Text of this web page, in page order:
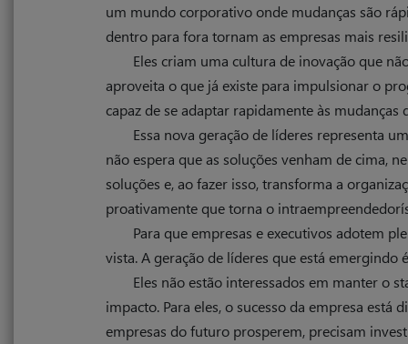
um mundo corporativo onde mudanças são
dentro para fora tornam as empresas mais
Eles criam uma cultura de inovação que
aproveita o que já existe para impulsionar o
capaz de se adaptar rapidamente às mudanças
Essa nova geração de líderes representa
não espera que as soluções venham de cima,
soluções e, ao fazer isso, transforma a
proativamente que torna o
Para que empresas e executivos adotem
vista. A geração de líderes que está emergindo
Eles não estão interessados em manter o
impacto. Para eles, o sucesso da empresa está
empresas do futuro prosperem, precisam